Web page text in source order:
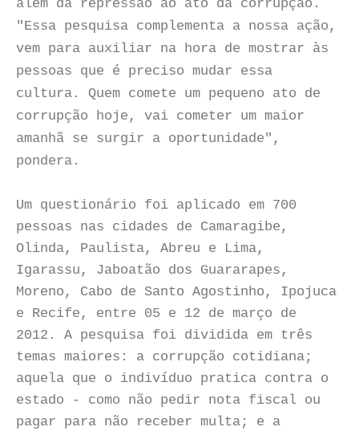
além da repressão ao ato da corrupção.
"Essa pesquisa complementa a nossa ação,
vem para auxiliar na hora de mostrar às
pessoas que é preciso mudar essa
cultura. Quem comete um pequeno ato de
corrupção hoje, vai cometer um maior
amanhã se surgir a oportunidade",
pondera.
Um questionário foi aplicado em 700
pessoas nas cidades de Camaragibe,
Olinda, Paulista, Abreu e Lima,
Igarassu, Jaboatão dos Guararapes,
Moreno, Cabo de Santo Agostinho, Ipojuca
e Recife, entre 05 e 12 de março de
2012. A pesquisa foi dividida em três
temas maiores: a corrupção cotidiana;
aquela que o indivíduo pratica contra o
estado - como não pedir nota fiscal ou
pagar para não receber multa; e a